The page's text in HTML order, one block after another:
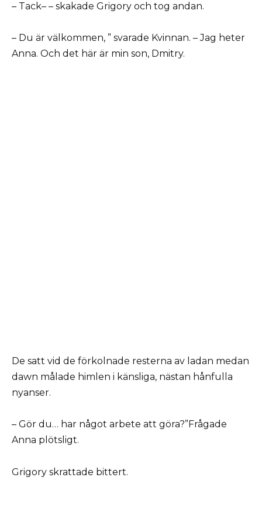
– Tack– – skakade Grigory och tog andan.
– Du är välkommen, ” svarade Kvinnan. – Jag heter
Anna. Och det här är min son, Dmitry.
De satt vid de förkolnade resterna av ladan medan
dawn målade himlen i känsliga, nästan hånfulla
nyanser.
– Gör du… har något arbete att göra?”Frågade
Anna plötsligt.
Grigory skrattade bittert.